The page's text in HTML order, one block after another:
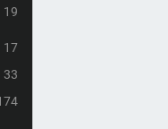
19
17
33